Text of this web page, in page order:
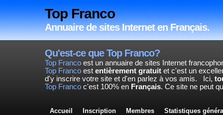
Top Franco
Annuaire de sites Internet en Français.
Qu'est-ce que Top Franco?
Top Franco est un annuaire de sites Internet
Top Franco est entièrement gratuit et c'est un
d'y inscrire votre site et d'en parlez à vos amis.
Ici,
Top Franco c'est 100% en Français. Ce site ne peut
Accueil Inscription Membres Statistiques